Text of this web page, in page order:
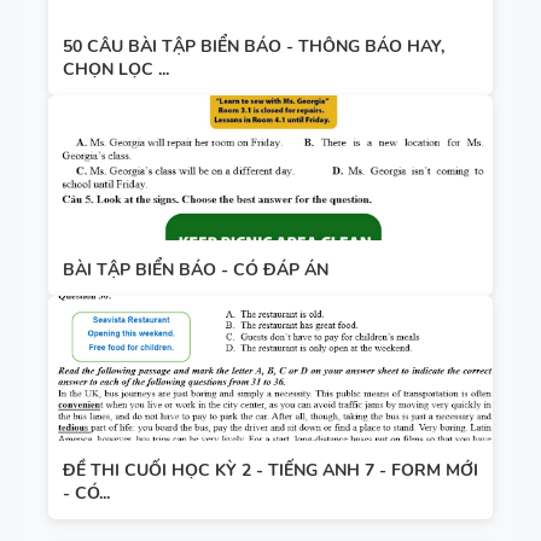
50 CÂU BÀI TẬP BIỂN BÁO - THÔNG BÁO HAY,
CHỌN LỌC ...
BÀI TẬP BIỂN BÁO - CÓ ĐÁP ÁN
ĐỀ THI CUỐI HỌC KỲ 2 - TIẾNG ANH 7 - FORM MỚI
- CÓ...